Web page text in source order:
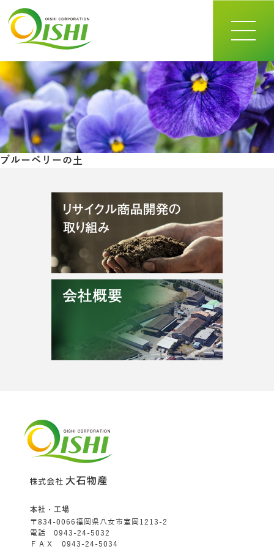
toggle
ブルーベリーの土
本社・工場
〒834-0066福岡県八女市室岡1213-2
電話 0943-24-5032
ＦＡＸ 0943-24-5034